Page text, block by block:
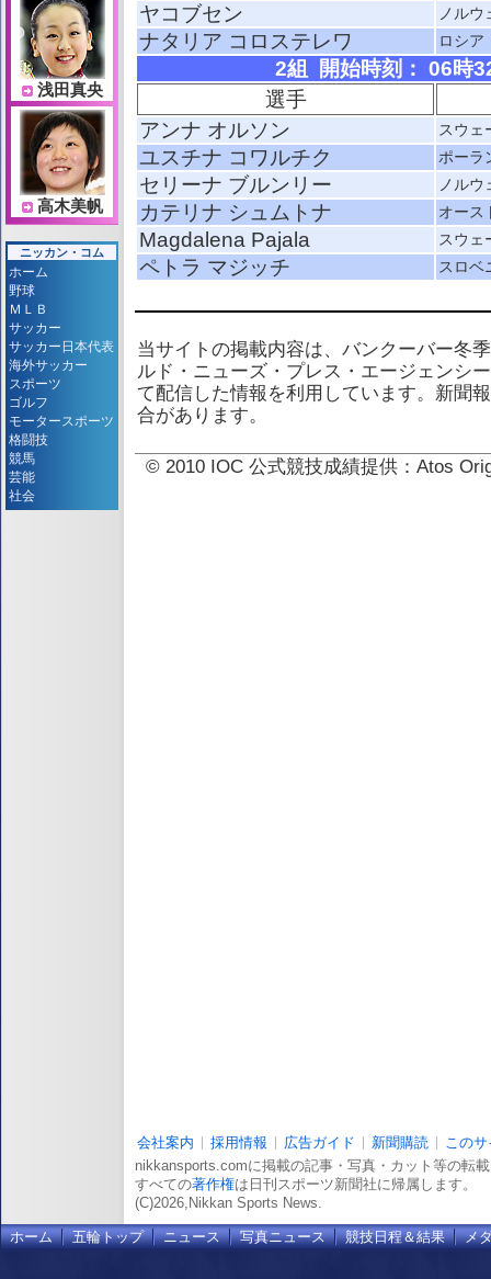
ヤコブセン ノルウ
ナタリア コロステレワ ロシア
2組 開始時刻： 06時
選手
アンナ オルソン
スウェ
ユスチナ コワルチク ポーラ
セリーナ ブルンリー ノルウ
カテリナ シュムトナ オース
Magdalena Pajala スウェ
ペトラ マジッチ スロベ
当サイトの掲載内容は、バンクーバー冬
ルド・ニューズ・プレス・エージェンシ
て配信した情報を利用しています。新聞
合があります。
© 2010 IOC 公式競技成績提供：Atos
浅田真央
高木美帆
ニッカン・コム
ホーム
野球
ＭＬＢ
サッカー
サッカー日本代表
海外サッカー
スポーツ
ゴルフ
モータースポーツ
格闘技
競馬
芸能
社会
会社案内 採用情報 広告ガイド 新聞購読
この
nikkansports.comに掲載の記事・写真・カット等の転
すべての著作権は日刊スポーツ新聞社に帰属します。
(C)2026,Nikkan Sports News.
ホーム 五輪トップ ニュース 写真ニュース 競技日程＆結果 メ